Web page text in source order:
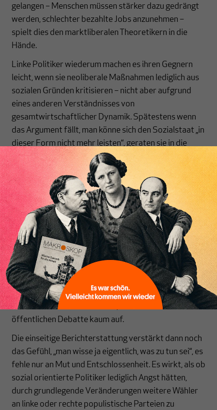
Inhaltsverzeichnis
gelangen – Menschen müssen stärker dazu gedrängt
werden, schlechter bezahlte Jobs anzunehmen –
spielt dies den marktliberalen Theoretikern in die
Hände.
Linke Politiker wiederum machen es ihren Gegnern
leicht, wenn sie neoliberale Maßnahmen lediglich aus
sozialen Gründen kritisieren – nicht aber aufgrund
eines anderen Verständnisses von
gesamtwirtschaftlicher Dynamik. Spätestens wenn
das Argument fällt, man könne sich den Sozialstaat „in
dieser Form nicht mehr leisten“, geraten sie in die
Defensive. Denn sie sind ja auch der Auffassung, dass
Sozialpolitik die Unternehmen belaste – statt zu
erkennen, dass stabile Nachfrage die Grundlage für
Investitionen, Produktion und Beschäftigung bildet.
Tatsächlich ist es genau umgekehrt: Wir können es uns
nicht leisten, keinen robusten Sozialstaat zu haben –
ohne ihn werden wirtschaftliche Einbrüche zu
selbstverstärkenden Abwärtsspiralen. Doch weil eine
fundierte theoretische Auseinandersetzung fehlt,
entsteht der Eindruck völliger Alternativlosigkeit.
Solange keine Partei eine andere ökonomische
Sichtweise ernsthaft vertritt, taucht sie in der
öffentlichen Debatte kaum auf.
Die einseitige Berichterstattung verstärkt dann noch
das Gefühl, „man wisse ja eigentlich, was zu tun sei“, es
fehle nur an Mut und Entschlossenheit. Es wirkt, als ob
sozial orientierte Politiker lediglich Angst hätten,
durch grundlegende Veränderungen weitere Wähler
an linke oder rechte populistische Parteien zu